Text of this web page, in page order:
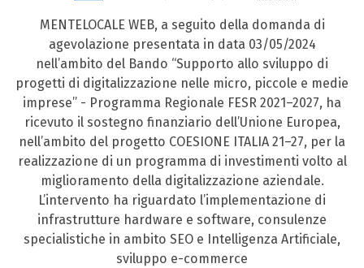
MENTELOCALE WEB, a seguito della domanda di
agevolazione presentata in data 03/05/2024
nell’ambito del Bando “Supporto allo sviluppo di
progetti di digitalizzazione nelle micro, piccole e medie
imprese” - Programma Regionale FESR 2021–2027, ha
ricevuto il sostegno finanziario dell’Unione Europea,
nell’ambito del progetto COESIONE ITALIA 21–27, per la
realizzazione di un programma di investimenti volto al
miglioramento della digitalizzazione aziendale.
L’intervento ha riguardato l’implementazione di
infrastrutture hardware e software, consulenze
specialistiche in ambito SEO e Intelligenza Artificiale,
sviluppo e-commerce